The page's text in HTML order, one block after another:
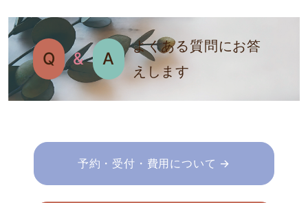
Q & A
よくある質問にお答
えします
予約・受付・費用について →